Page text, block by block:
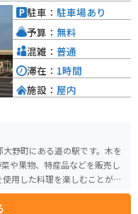
ここでしか味わえないオリジ
に最適です。 バイクツーリン
ダーが訪れます。 周辺に
ットがたくさんあります。 春
見スポットとしても人気で
りを楽しむことができます。
ものを堪能できるだけでな
度訪れてみてください。
野町にある道の駅です。木を
や果物、特産品などを販売し
は人気です。 バイクで
ているので安心です。周辺に
駐車： 駐車場あり
予算： 無料
混雑： 普通
滞在： 1時間
施設： 屋内